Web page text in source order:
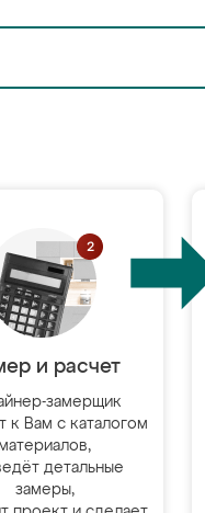
и расчет
замерщик
к Вам с каталогом
материалов,
детальные
замеры,